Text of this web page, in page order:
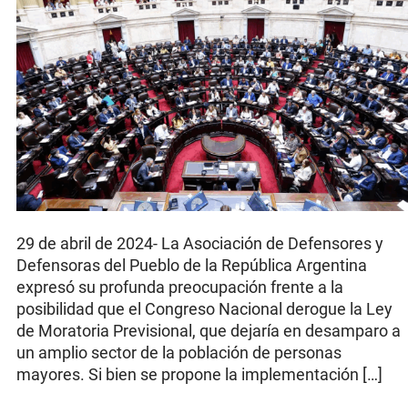
29 de abril de 2024- La Asociación de Defensores y
Defensoras del Pueblo de la República Argentina
expresó su profunda preocupación frente a la
posibilidad que el Congreso Nacional derogue la Ley
de Moratoria Previsional, que dejaría en desamparo a
un amplio sector de la población de personas
mayores. Si bien se propone la implementación […]